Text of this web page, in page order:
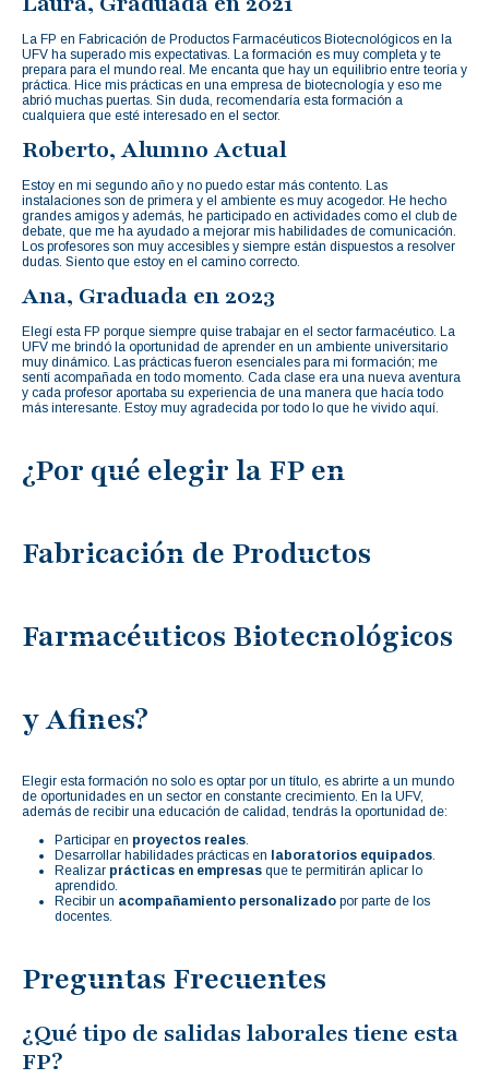
La FP en Fabricación de Productos Farmacéuticos Biotecnológicos en la
UFV ha superado mis expectativas. La formación es muy completa y te
prepara para el mundo real. Me encanta que hay un equilibrio entre teoría y
práctica. Hice mis prácticas en una empresa de biotecnología y eso me
abrió muchas puertas. Sin duda, recomendaría esta formación a
cualquiera que esté interesado en el sector.
Roberto, Alumno Actual
Estoy en mi segundo año y no puedo estar más contento. Las
instalaciones son de primera y el ambiente es muy acogedor. He hecho
grandes amigos y además, he participado en actividades como el club de
debate, que me ha ayudado a mejorar mis habilidades de comunicación.
Los profesores son muy accesibles y siempre están dispuestos a resolver
dudas. Siento que estoy en el camino correcto.
Ana, Graduada en 2023
Elegí esta FP porque siempre quise trabajar en el sector farmacéutico. La
UFV me brindó la oportunidad de aprender en un ambiente universitario
muy dinámico. Las prácticas fueron esenciales para mi formación; me
sentí acompañada en todo momento. Cada clase era una nueva aventura
y cada profesor aportaba su experiencia de una manera que hacía todo
más interesante. Estoy muy agradecida por todo lo que he vivido aquí.
¿Por qué elegir la FP en
Fabricación de Productos
Farmacéuticos Biotecnológicos
y Afines?
Elegir esta formación no solo es optar por un título, es abrirte a un mundo
de oportunidades en un sector en constante crecimiento. En la UFV,
además de recibir una educación de calidad, tendrás la oportunidad de:
Participar en proyectos reales
Desarrollar habilidades prácticas en laboratorios equipados
Realizar prácticas en empresas que te permitirán aplicar lo
aprendido.
Recibir un acompañamiento personalizado por parte de los
docentes.
Preguntas Frecuentes
¿Qué tipo de salidas laborales tiene esta
FP?